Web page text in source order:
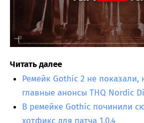
Читать далее
Ремейк Gothic 2 не показали,
главные анонсы THQ Nordic
В ремейке Gothic починили
хотфикс для патча 1.0.4